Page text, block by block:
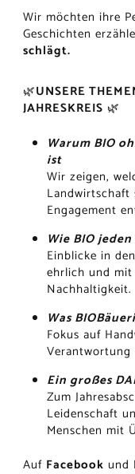
Wir möchten ihre
Geschichten
schlägt.
🌿UNSERE
JAHRESKREIS 🌿
Warum BIO
ist
Wir zeigen,
Engagement
Wie BIO
Einblicke in
ehrlich und
Nachhaltigkeit.
Was
Fokus auf
Verantwortung
Ein großes
Zum
Leidenschaft
Menschen mit
Auf Facebook und